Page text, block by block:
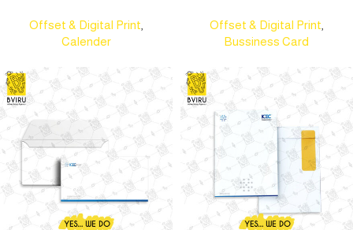
Offset & Digital Print
Bussiness Card
Offset & Digital Print
Calender